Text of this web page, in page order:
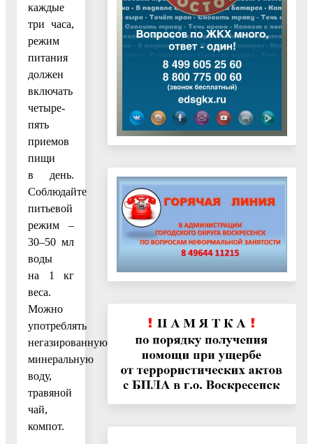
каждые
три часа,
режим
питания
должен
включать
четыре-
пять
приемов
пищи
в день.
Соблюдайте
питьевой
режим –
30–50 мл
воды
на 1 кг
веса.
Можно
употреблять
негазированную
минеральную
воду,
травяной
чай,
компот.